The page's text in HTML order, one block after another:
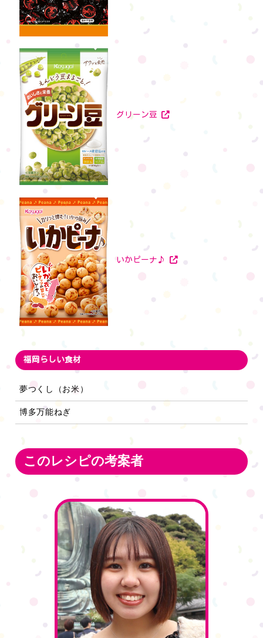
グリーン豆
いかピーナ♪
福岡らしい食材
夢つくし（お米）
博多万能ねぎ
このレシピの考案者